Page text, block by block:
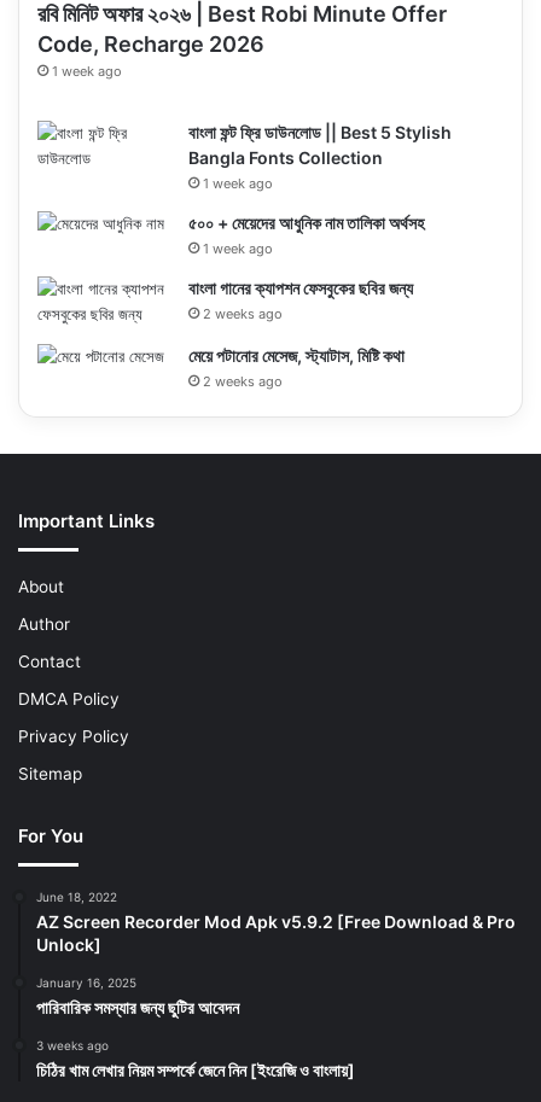
রবি মিনিট অফার ২০২৬ | Best Robi Minute Offer
Code, Recharge 2026
1 week ago
বাংলা ফন্ট ফ্রি ডাউনলোড || Best 5 Stylish
Bangla Fonts Collection
1 week ago
৫০০ + মেয়েদের আধুনিক নাম তালিকা অর্থসহ
1 week ago
বাংলা গানের ক্যাপশন ফেসবুকের ছবির জন্য
2 weeks ago
মেয়ে পটানোর মেসেজ, স্ট্যাটাস, মিষ্টি কথা
2 weeks ago
Important Links
About
Author
Contact
DMCA Policy
Privacy Policy
Sitemap
For You
June 18, 2022
AZ Screen Recorder Mod Apk v5.9.2 [Free Download & Pro
Unlock]
January 16, 2025
পারিবারিক সমস্যার জন্য ছুটির আবেদন
3 weeks ago
চিঠির খাম লেখার নিয়ম সম্পর্কে জেনে নিন [ইংরেজি ও বাংলায়]